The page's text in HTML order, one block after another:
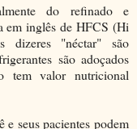
do refinado e
em inglês de HFCS (Hi
dizeres "néctar" são
são adoçados
tem valor nutricional
e seus pacientes podem